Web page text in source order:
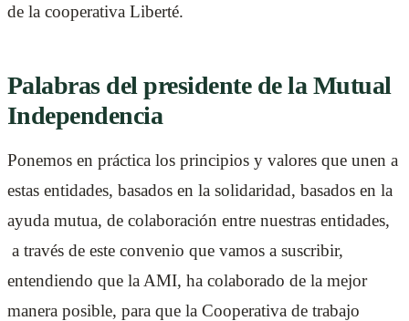
de la cooperativa Liberté.
Palabras del presidente de la Mutual
Independencia
Ponemos en práctica los principios y valores que unen a
estas entidades, basados en la solidaridad, basados en la
ayuda mutua, de colaboración entre nuestras entidades,
a través de este convenio que vamos a suscribir,
entendiendo que la AMI, ha colaborado de la mejor
manera posible, para que la Cooperativa de trabajo